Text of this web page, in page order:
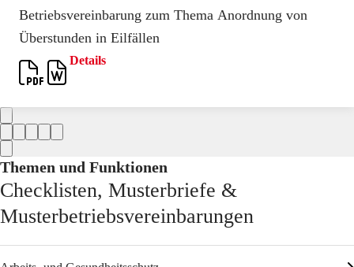
Betriebsvereinbarung zum Thema Anordnung von
Überstunden in Eilfällen
Details
Themen und Funktionen
Checklisten, Musterbriefe &
Musterbetriebsvereinbarungen